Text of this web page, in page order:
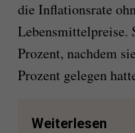
die Inflationsrate
Prozent, nachdem
Prozent gelegen
Weiterlesen